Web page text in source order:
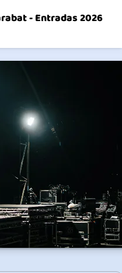
- Entradas 2026